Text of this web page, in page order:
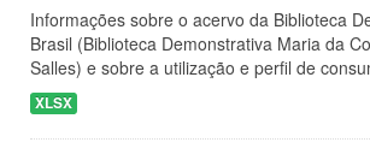
Informações sobre o acervo da Biblioteca
Brasil (Biblioteca Demonstrativa Maria da
Salles) e sobre a utilização e perfil de
XLSX